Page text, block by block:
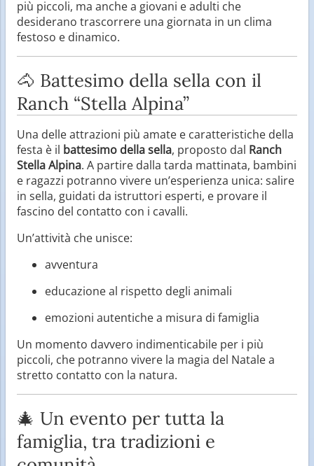
più piccoli, ma anche a giovani e adulti che
desiderano trascorrere una giornata in un clima
festoso e dinamico.
🐴 Battesimo della sella con il
Ranch “Stella Alpina”
Una delle attrazioni più amate e caratteristiche della
festa è il battesimo della sella, proposto dal Ranch
Stella Alpina. A partire dalla tarda mattinata, bambini
e ragazzi potranno vivere un’esperienza unica: salire
in sella, guidati da istruttori esperti, e provare il
fascino del contatto con i cavalli.
Un’attività che unisce:
avventura
educazione al rispetto degli animali
emozioni autentiche a misura di famiglia
Un momento davvero indimenticabile per i più
piccoli, che potranno vivere la magia del Natale a
stretto contatto con la natura.
🎄 Un evento per tutta la
famiglia, tra tradizioni e